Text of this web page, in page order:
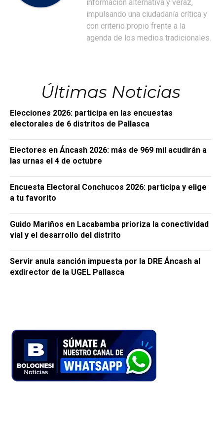
información alternativa y veraz,
impulsando una ciudadanía crítica y
con criterio propio frente a la
agenda de los medios tradicionales.
Últimas Noticias
Elecciones 2026: participa en las encuestas
electorales de 6 distritos de Pallasca
Electores en Áncash 2026: más de 969 mil acudirán a
las urnas el 4 de octubre
Encuesta Electoral Conchucos 2026: participa y elige
a tu favorito
Guido Mariños en Lacabamba prioriza la conectividad
vial y el desarrollo del distrito
Servir anula sanción impuesta por la DRE Áncash al
exdirector de la UGEL Pallasca